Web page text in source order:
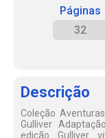
Páginas
32
Descrição
Coleção
Gulliver
edição Gulliver